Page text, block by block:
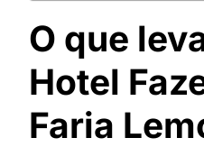
O que
Hotel
Faria